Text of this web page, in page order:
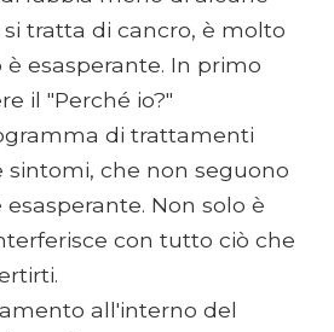
tratta di cancro, è molto
esasperante. In primo
il "Perché io?"
di trattamenti
sintomi, che non seguono
Non solo è
con tutto ciò che
all'interno del